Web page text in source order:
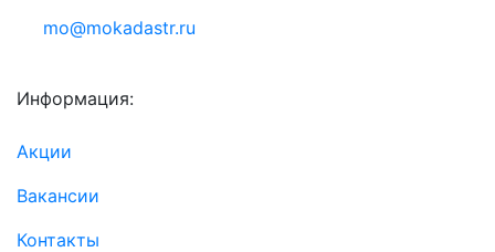
mo@mokadastr.ru
Информация:
Акции
Вакансии
Контакты